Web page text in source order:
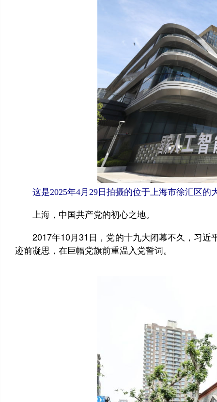
这是2025年4月29日拍摄的位于上海市徐汇区的
上海，中国共产党的初心之地。
2017年10月31日，党的十九大闭幕不久，习近
迹前凝思，在巨幅党旗前重温入党誓词。